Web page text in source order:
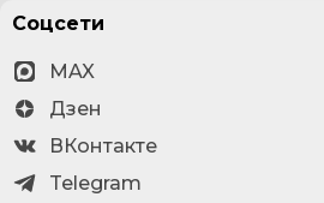
Соцсети
MAX
Дзен
ВКонтакте
Telegram